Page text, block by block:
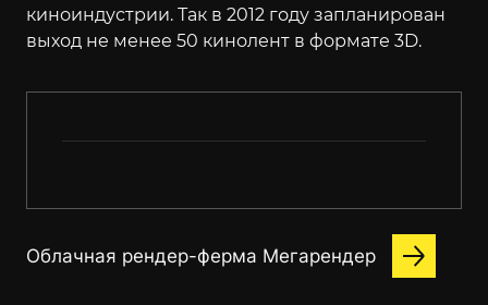
киноиндустрии. Так в 2012 году запланирован
выход не менее 50 кинолент в формате 3D.
Облачная рендер-ферма Мегарендер